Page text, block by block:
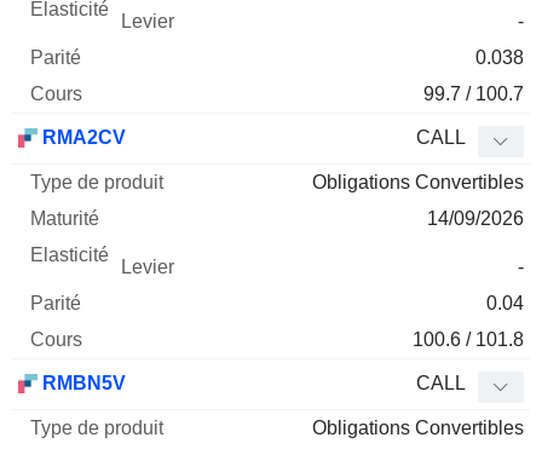
-
0.038
99.7 / 100.7
RMA2CV CALL
Obligations Convertibles
14/09/2026
-
0.04
100.6 / 101.8
RMBN5V CALL
Obligations Convertibles